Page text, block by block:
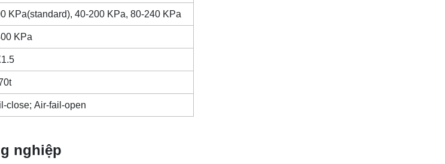
KPa(standard), 40-200 KPa, 80-240 KPa
KPa
close; Air-fail-open
nghiệp